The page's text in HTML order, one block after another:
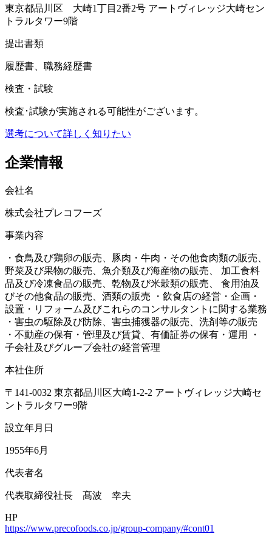
東京都品川区 大崎1丁目2番2号 アートヴィレッジ大崎セン
トラルタワー9階
提出書類
履歴書、職務経歴書
検査・試験
検査･試験が実施される可能性がございます。
選考について詳しく知りたい
企業情報
会社名
株式会社プレコフーズ
事業内容
・食鳥及び鶏卵の販売、豚肉・牛肉・その他食肉類の販売、
野菜及び果物の販売、魚介類及び海産物の販売、 加工食料
品及び冷凍食品の販売、乾物及び米穀類の販売、 食用油及
びその他食品の販売、酒類の販売 ・飲食店の経営・企画・
設置・リフォーム及びこれらのコンサルタントに関する業務
・害虫の駆除及び防除、害虫捕獲器の販売、洗剤等の販売
・不動産の保有・管理及び賃貸、有価証券の保有・運用 ・
子会社及びグループ会社の経営管理
本社住所
〒141-0032 東京都品川区大崎1-2-2 アートヴィレッジ大崎セ
ントラルタワー9階
設立年月日
1955年6月
代表者名
代表取締役社長 髙波 幸夫
HP
https://www.precofoods.co.jp/group-company/#cont01